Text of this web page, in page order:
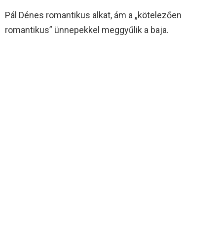
Pál Dénes romantikus alkat, ám a „kötelezően
romantikus” ünnepekkel meggyűlik a baja.